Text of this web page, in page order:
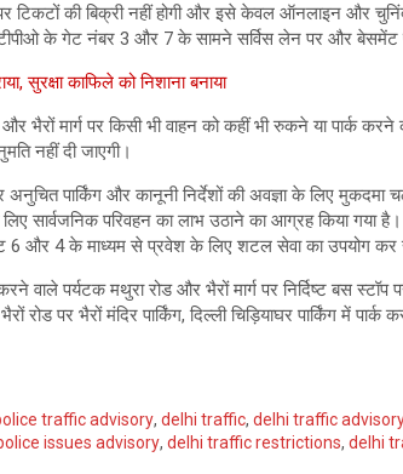
टिकटों की बिक्री नहीं होगी और इसे केवल ऑनलाइन और
के गेट नंबर 3 और 7 के सामने सर्विस लेन पर और बेसमेंट
सुरक्षा काफिले को निशाना बनाया
भैरों मार्ग पर किसी भी वाहन को कहीं भी रुकने या पार्क
नहीं दी जाएगी।
पार्किंग और कानूनी निर्देशों की अवज्ञा के लिए
सार्वजनिक परिवहन का लाभ उठाने का आग्रह किया
और 4 के माध्यम से प्रवेश के लिए शटल सेवा का उपयोग
वाले पर्यटक मथुरा रोड और भैरों मार्ग पर निर्दिष्ट बस
पर भैरों मंदिर पार्किंग, दिल्ली चिड़ियाघर पार्किंग में
traffic advisory, delhi traffic, delhi traffic
issues advisory, delhi traffic restrictions, delhi